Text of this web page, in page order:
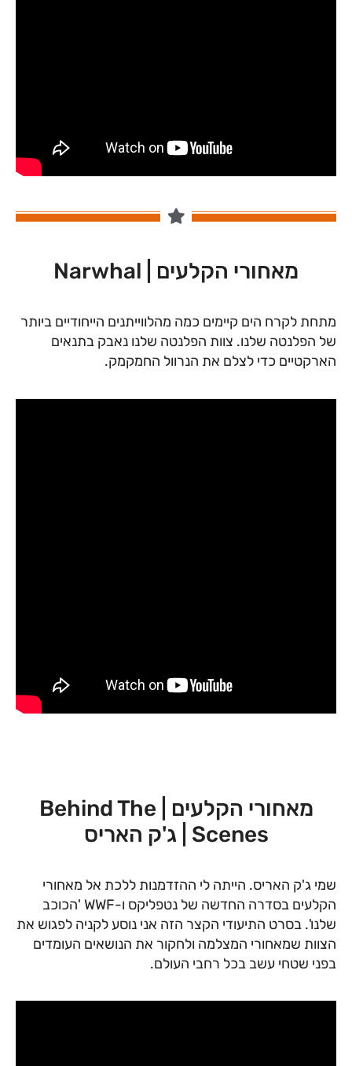
מאחורי הקלעים | Narwhal
מתחת לקרח הים קיימים כמה מהלווייתנים הייחודיים ביותר
של הפלנטה שלנו. צוות הפלנטה שלנו נאבק בתנאים
הארקטיים כדי לצלם את הנרוול החמקמק.
מאחורי הקלעים | Behind The
Scenes | ג'ק האריס
שמי ג'ק האריס. הייתה לי ההזדמנות ללכת אל מאחורי
הקלעים בסדרה החדשה של נטפליקס ו-WWF 'הכוכב
שלנו'. בסרט התיעודי הקצר הזה אני נוסע לקניה לפגוש את
הצוות שמאחורי המצלמה ולחקור את הנושאים העומדים
בפני שטחי עשב בכל רחבי העולם.